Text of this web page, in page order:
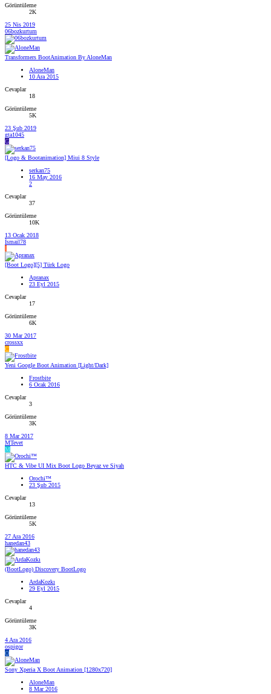
Görüntüleme
2K
25 Nis 2019
06bozkurtum
Transformers BootAnimation By AloneMan
AloneMan
10 Ara 2015
Cevaplar
18
Görüntüleme
5K
23 Şub 2019
gta1045
G
[Logo & Bootanimation] Miui 8 Style
serkan75
16 May 2016
2
Cevaplar
37
Görüntüleme
10K
13 Ocak 2018
İsmail78
İ
[Boot Logo][5] Türk Logo
Apranax
23 Eyl 2015
Cevaplar
17
Görüntüleme
6K
30 Mar 2017
crossxx
C
Yeni Google Boot Animation [Light/Dark]
Frostbite
6 Ocak 2016
Cevaplar
3
Görüntüleme
3K
8 Mar 2017
MTevet
M
HTC & Vibe UI Mix Boot Logo Beyaz ve Siyah
Orochi™
23 Şub 2015
Cevaplar
13
Görüntüleme
5K
27 Ara 2016
hanedan43
(BootLogo) Discovery BootLogo
ArdaKozkı
29 Eyl 2015
Cevaplar
4
Görüntüleme
3K
4 Ara 2016
ospigor
O
Sony Xperia X Boot Animation [1280x720]
AloneMan
8 Mar 2016